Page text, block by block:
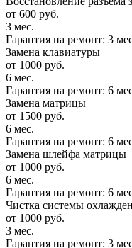
от 600 руб.
3 мес.
Гарантия на ремонт: 3
Замена клавиатуры
от 1000 руб.
6 мес.
Гарантия на ремонт: 6
Замена матрицы
от 1500 руб.
6 мес.
Гарантия на ремонт: 6
Замена шлейфа матрицы
от 1000 руб.
6 мес.
Гарантия на ремонт: 6
Чистка системы
от 1000 руб.
3 мес.
Гарантия на ремонт: 3